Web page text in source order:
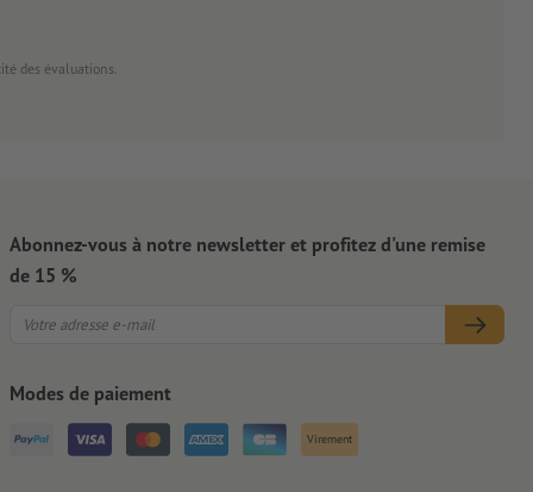
des évaluations.
Abonnez-vous à notre newsletter et profitez d'une remise
de 15 %
Modes de paiement
Virement